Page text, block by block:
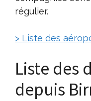
régulier.
> Liste des
Liste des
depuis